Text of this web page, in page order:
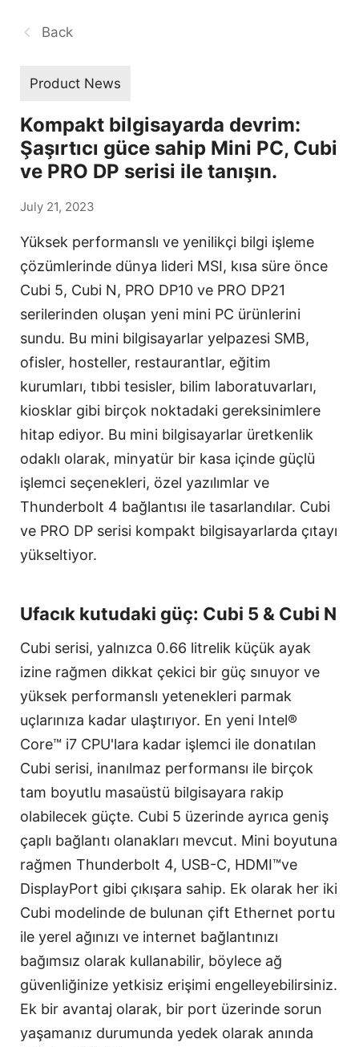
Back
Product News
Kompakt bilgisayarda devrim:
Şaşırtıcı güce sahip Mini PC, Cubi
ve PRO DP serisi ile tanışın.
July 21, 2023
Yüksek performanslı ve yenilikçi bilgi işleme
çözümlerinde dünya lideri MSI, kısa süre önce
Cubi 5, Cubi N, PRO DP10 ve PRO DP21
serilerinden oluşan yeni mini PC ürünlerini
sundu. Bu mini bilgisayarlar yelpazesi SMB,
ofisler, hosteller, restaurantlar, eğitim
kurumları, tıbbi tesisler, bilim laboratuvarları,
kiosklar gibi birçok noktadaki gereksinimlere
hitap ediyor. Bu mini bilgisayarlar üretkenlik
odaklı olarak, minyatür bir kasa içinde güçlü
işlemci seçenekleri, özel yazılımlar ve
Thunderbolt 4 bağlantısı ile tasarlandılar. Cubi
ve PRO DP serisi kompakt bilgisayarlarda çıtayı
yükseltiyor.
Ufacık kutudaki güç: Cubi 5 & Cubi N
Cubi serisi, yalnızca 0.66 litrelik küçük ayak
izine rağmen dikkat çekici bir güç sınuyor ve
yüksek performanslı yetenekleri parmak
uçlarınıza kadar ulaştırıyor. En yeni Intel®
Core™ i7 CPU'lara kadar işlemci ile donatılan
Cubi serisi, inanılmaz performansı ile birçok
tam boyutlu masaüstü bilgisayara rakip
olabilecek güçte. Cubi 5 üzerinde ayrıca geniş
çaplı bağlantı olanakları mevcut. Mini boyutuna
rağmen Thunderbolt 4, USB-C, HDMI™ve
DisplayPort gibi çıkışara sahip. Ek olarak her iki
Cubi modelinde de bulunan çift Ethernet portu
ile yerel ağınızı ve internet bağlantınızı
bağımsız olarak kullanabilir, böylece ağ
güvenliğinize yetkisiz erişimi engelleyebilirsiniz.
Ek bir avantaj olarak, bir port üzerinde sorun
yaşamanız durumunda yedek olarak anında